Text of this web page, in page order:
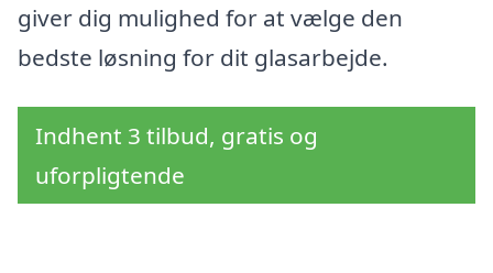
giver dig mulighed for at vælge den
bedste løsning for dit glasarbejde.
Indhent 3 tilbud, gratis og
uforpligtende